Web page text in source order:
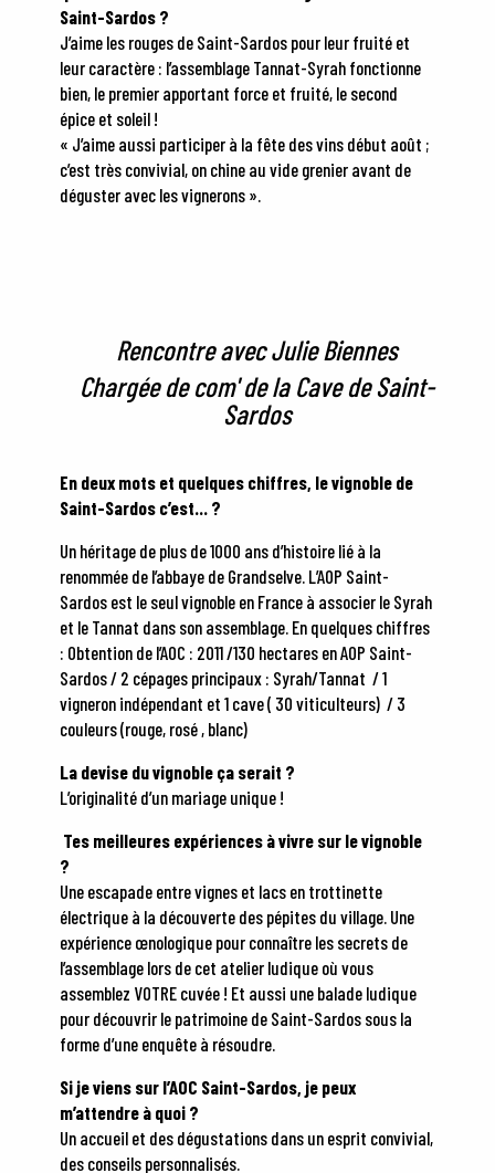
Saint-Sardos ?
J’aime les rouges de Saint-Sardos pour leur fruité et
leur caractère : l’assemblage Tannat-Syrah fonctionne
bien, le premier apportant force et fruité, le second
épice et soleil !
« J’aime aussi participer à la fête des vins début août ;
c’est très convivial, on chine au vide grenier avant de
déguster avec les vignerons ».
Rencontre avec Julie Biennes
Chargée de com' de la Cave de Saint-
Sardos
En deux mots et quelques chiffres, le vignoble de
Saint-Sardos c’est… ?
Un héritage de plus de 1000 ans d’histoire lié à la
renommée de l’abbaye de Grandselve. L’AOP Saint-
Sardos est le seul vignoble en France à associer le Syrah
et le Tannat dans son assemblage. En quelques chiffres
: Obtention de l’AOC : 2011 /130 hectares en AOP Saint-
Sardos / 2 cépages principaux : Syrah/Tannat / 1
vigneron indépendant et 1 cave ( 30 viticulteurs) / 3
couleurs (rouge, rosé , blanc)
La devise du vignoble ça serait ?
L’originalité d’un mariage unique !
Tes meilleures expériences à vivre sur le vignoble
?
Une escapade entre vignes et lacs en trottinette
électrique à la découverte des pépites du village. Une
expérience œnologique pour connaître les secrets de
l’assemblage lors de cet atelier ludique où vous
assemblez VOTRE cuvée ! Et aussi une balade ludique
pour découvrir le patrimoine de Saint-Sardos sous la
forme d’une enquête à résoudre.
Si je viens sur l’AOC Saint-Sardos, je peux
m’attendre à quoi ?
Un accueil et des dégustations dans un esprit convivial,
des conseils personnalisés.